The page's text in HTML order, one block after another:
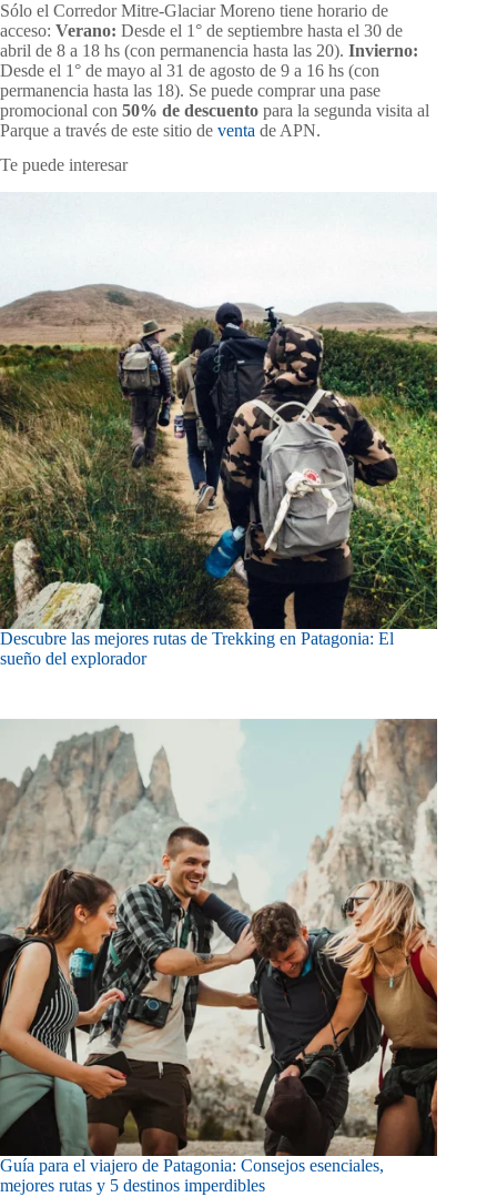
Sólo el Corredor Mitre-Glaciar Moreno tiene horario de
acceso: Verano: Desde el 1° de septiembre hasta el 30 de
abril de 8 a 18 hs (con permanencia hasta las 20). Invierno:
Desde el 1° de mayo al 31 de agosto de 9 a 16 hs (con
permanencia hasta las 18). Se puede comprar una pase
promocional con 50% de descuento para la segunda visita al
Parque a través de este sitio de venta de APN.
Te puede interesar
Descubre las mejores rutas de Trekking en Patagonia: El
sueño del explorador
Guía para el viajero de Patagonia: Consejos esenciales,
mejores rutas y 5 destinos imperdibles